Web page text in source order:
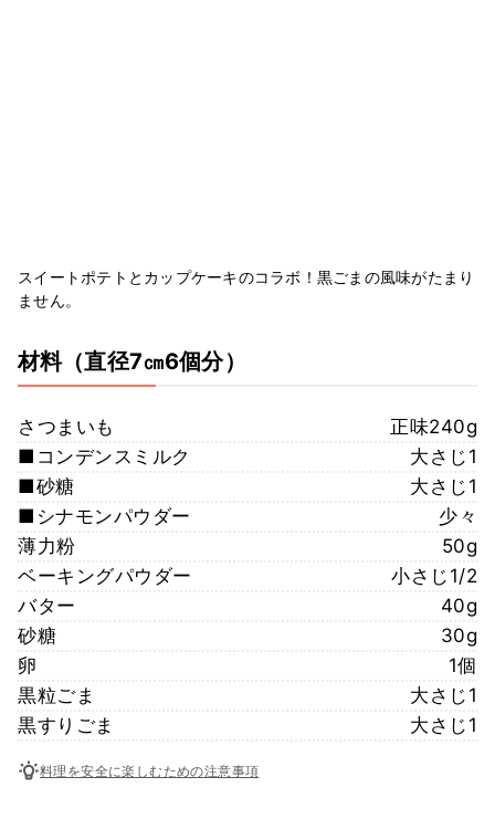
スイートポテトとカップケーキのコラボ！黒ごまの風味がたまり
ません。
材料（直径7㎝6個分）
さつまいも
正味240g
■コンデンスミルク
大さじ1
■砂糖
大さじ1
■シナモンパウダー
少々
薄力粉
50g
ベーキングパウダー
小さじ1/2
バター
40g
砂糖
30g
卵
1個
黒粒ごま
大さじ1
黒すりごま
大さじ1
料理を安全に楽しむための注意事項